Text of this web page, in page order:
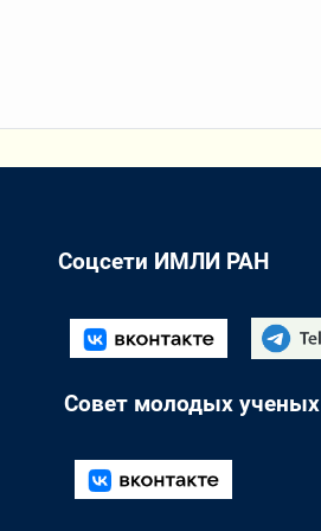
Соцсети ИМЛИ РАН
Совет молодых ученых